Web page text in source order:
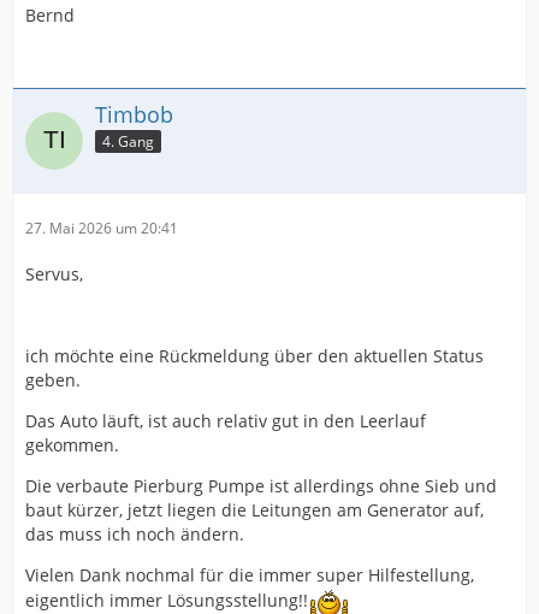
Bernd
Timbob
4. Gang
27. Mai 2026 um 20:41
Servus,
ich möchte eine Rückmeldung über den aktuellen Status
geben.
Das Auto läuft, ist auch relativ gut in den Leerlauf
gekommen.
Die verbaute Pierburg Pumpe ist allerdings ohne Sieb und
baut kürzer, jetzt liegen die Leitungen am Generator auf,
das muss ich noch ändern.
Vielen Dank nochmal für die immer super Hilfestellung,
eigentlich immer Lösungsstellung!!